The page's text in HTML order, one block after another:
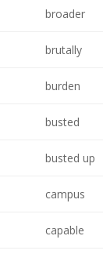
broader
brutally
burden
busted
busted up
campus
capable